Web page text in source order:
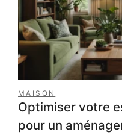
MAISON
Optimiser votre
pour un